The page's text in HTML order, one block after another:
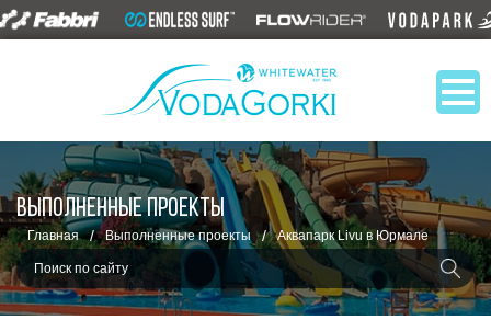
ВЫПОЛНЕННЫЕ ПРОЕКТЫ
Главная / Выполненные проекты / Аквапарк Livu в Юрмале